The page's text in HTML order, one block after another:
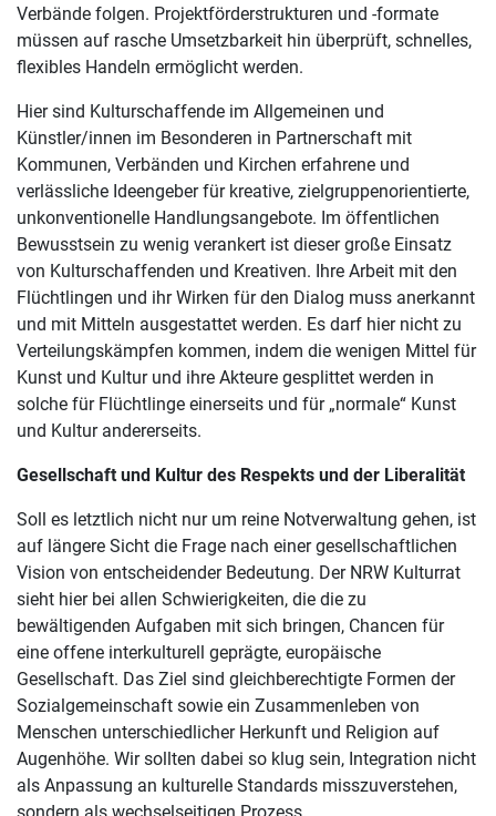
Verbände folgen. Projektförderstrukturen und -formate
müssen auf rasche Umsetzbarkeit hin überprüft, schnelles,
flexibles Handeln ermöglicht werden.
Hier sind Kulturschaffende im Allgemeinen und
Künstler/innen im Besonderen in Partnerschaft mit
Kommunen, Verbänden und Kirchen erfahrene und
verlässliche Ideengeber für kreative, zielgruppenorientierte,
unkonventionelle Handlungsangebote. Im öffentlichen
Bewusstsein zu wenig verankert ist dieser große Einsatz
von Kulturschaffenden und Kreativen. Ihre Arbeit mit den
Flüchtlingen und ihr Wirken für den Dialog muss anerkannt
und mit Mitteln ausgestattet werden. Es darf hier nicht zu
Verteilungskämpfen kommen, indem die wenigen Mittel für
Kunst und Kultur und ihre Akteure gesplittet werden in
solche für Flüchtlinge einerseits und für „normale“ Kunst
und Kultur andererseits.
Gesellschaft und Kultur des Respekts und der Liberalität
Soll es letztlich nicht nur um reine Notverwaltung gehen, ist
auf längere Sicht die Frage nach einer gesellschaftlichen
Vision von entscheidender Bedeutung. Der NRW Kulturrat
sieht hier bei allen Schwierigkeiten, die die zu
bewältigenden Aufgaben mit sich bringen, Chancen für
eine offene interkulturell geprägte, europäische
Gesellschaft. Das Ziel sind gleichberechtigte Formen der
Sozialgemeinschaft sowie ein Zusammenleben von
Menschen unterschiedlicher Herkunft und Religion auf
Augenhöhe. Wir sollten dabei so klug sein, Integration nicht
als Anpassung an kulturelle Standards misszuverstehen,